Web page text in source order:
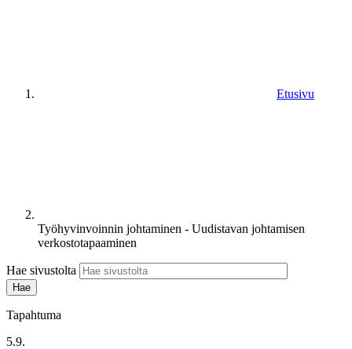
Etusivu
Työhyvinvoinnin johtaminen - Uudistavan johtamisen
verkostotapaaminen
Hae sivustolta
Tapahtuma
5.9.